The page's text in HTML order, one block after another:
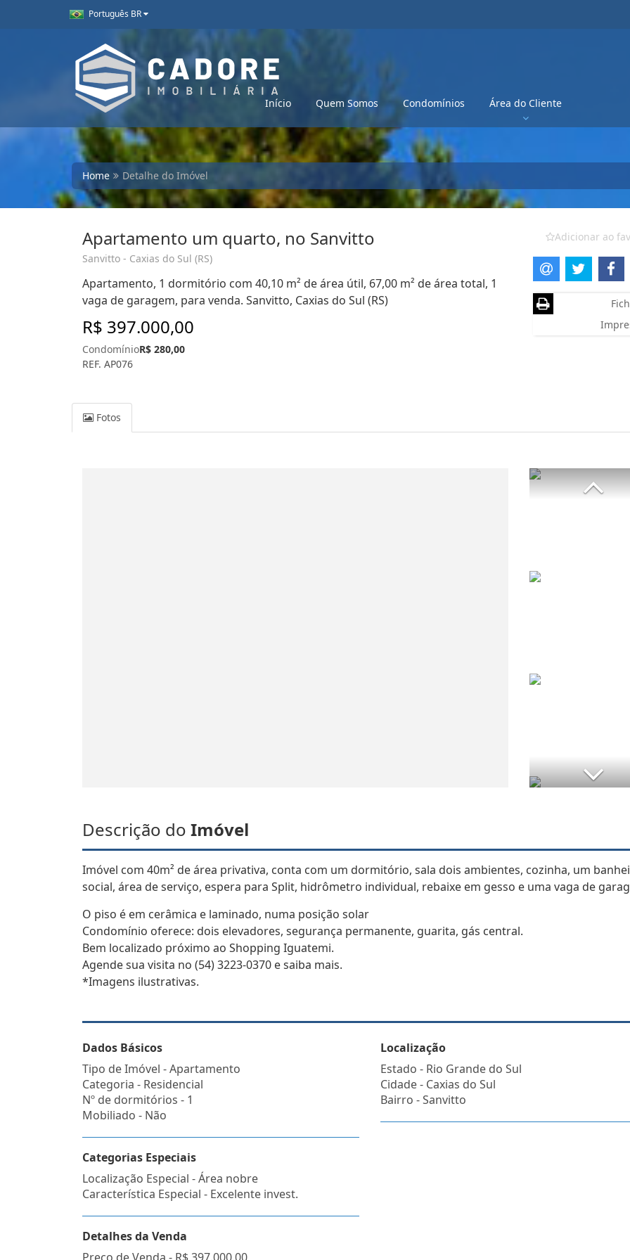
Português BR
Início Quem Somos Condomínios Área do Cliente
Home Detalhe do Imóvel
Apartamento um quarto, no Sanvitto
Sanvitto - Caxias do Sul (RS)
Apartamento, 1 dormitório com 40,10 m² de área útil, 67,00 m² de área total, 1
vaga de garagem, para venda. Sanvitto, Caxias do Sul (RS)
R$ 397.000,00
CondomínioR$ 280,00
REF. AP076
Adicionar ao
Fotos
Descrição do Imóvel
Imóvel com 40m² de área privativa, conta com um dormitório, sala dois ambientes, cozinha, um
social, área de serviço, espera para Split, hidrômetro individual, rebaixe em gesso e uma vaga de
O piso é em cerâmica e laminado, numa posição solar
Condomínio oferece: dois elevadores, segurança permanente, guarita, gás central.
Bem localizado próximo ao Shopping Iguatemi.
Agende sua visita no (54) 3223-0370 e saiba mais.
*Imagens ilustrativas.
Dados Básicos
Tipo de Imóvel - Apartamento
Categoria - Residencial
Nº de dormitórios - 1
Mobiliado - Não
Categorias Especiais
Localização Especial - Área nobre
Característica Especial - Excelente invest.
Detalhes da Venda
Localização
Estado - Rio Grande do Sul
Cidade - Caxias do Sul
Bairro -Sanvitto